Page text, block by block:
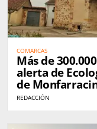
COMARCAS
Más de
alerta de
de
REDACCIÓN